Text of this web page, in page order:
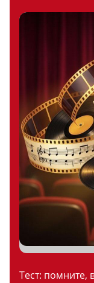
Тест: помните,